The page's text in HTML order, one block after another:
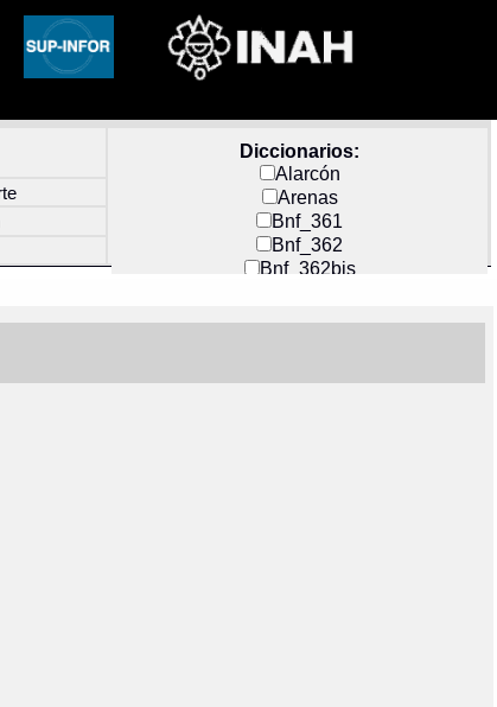
Diccionarios:
Alarcón
Arenas
Bnf_361
Bnf_362
Bnf_362bis
Docs_México